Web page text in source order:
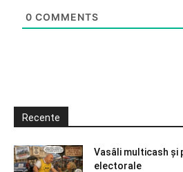
0 COMMENTS
Recente
Vasâli multicash și
electorale